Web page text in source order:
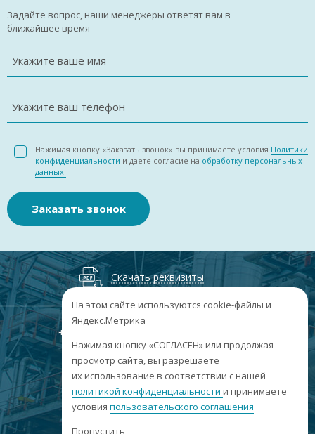
Задайте вопрос, наши менеджеры ответят вам в
ближайшее время
Укажите ваше имя
Укажите ваш телефон
Нажимая кнопку «Заказать звонок» вы принимаете условия Политики
конфиденциальности и даете согласие на обработку персональных
данных.
Заказать звонок
Скачать реквизиты
+7
г. Барнаул, пр. Ленина, 158А, Н1/204
пн-пт: 09:00-17:00
сб-вс: выходные
info@sibar22.ru
На этом сайте используются cookie-файлы и
Яндекс.Метрика
Нажимая кнопку «СОГЛАСЕН» или продолжая
просмотр сайта, вы разрешаете
их использование в соответствии с нашей
политикой конфиденциальности и принимаете
условия пользовательского соглашения
Пропустить